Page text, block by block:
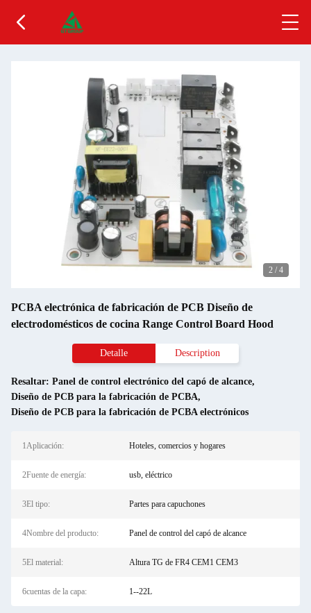
2 / 4
PCBA electrónica de fabricación de PCB Diseño de
electrodomésticos de cocina Range Control Board Hood
Detalle Description
Resaltar: Panel de control electrónico del capó de alcance,
Diseño de PCB para la fabricación de PCBA,
Diseño de PCB para la fabricación de PCBA electrónicos
1Aplicación: Hoteles, comercios y hogares
2Fuente de energía: usb, eléctrico
3El tipo: Partes para capuchones
4Nombre del producto: Panel de control del capó de alcance
5El material: Altura TG de FR4 CEM1 CEM3
6cuentas de la capa: 1--22L